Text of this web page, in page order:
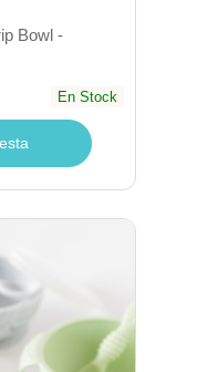
Bowl -
En Stock